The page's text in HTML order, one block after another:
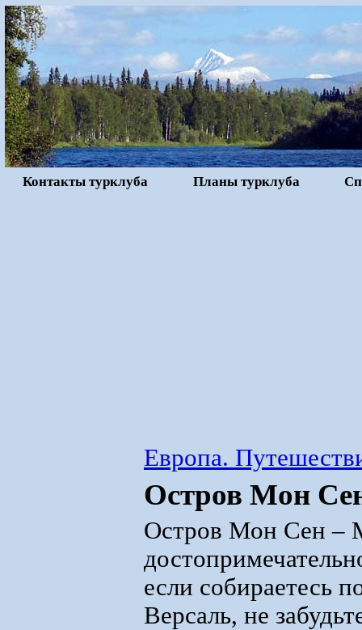
Контакты турклуба Планы турклуба
Европа.
Остров Мон
Остров Мон Сен –
если собираетесь
Версаль, не